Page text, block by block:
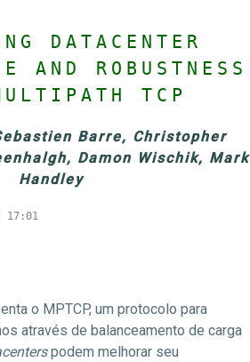
DATACENTER
AND ROBUSTNESS
TCP
Barre, Christopher
Damon Wischik, Mark
Handley
17:01
o MPTCP, um protocolo para
através de balanceamento de carga
podem melhorar seu